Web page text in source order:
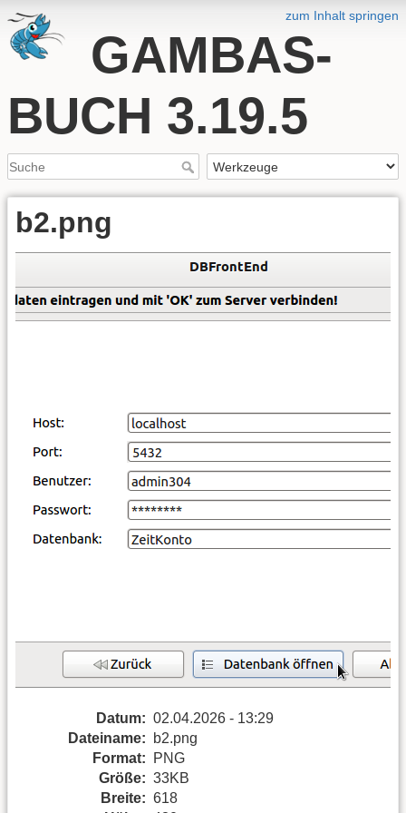
zum Inhalt springen
GAMBAS-
BUCH 3.19.5
b2.png
Datum: 02.04.2026 - 13:29
Dateiname:
b2.png
Format:
PNG
Größe: 33KB
Breite: 618